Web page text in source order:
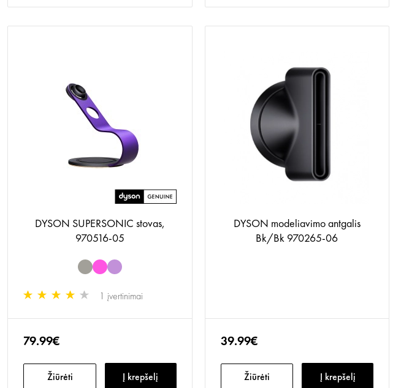
DYSON SUPERSONIC stovas,
970516-05
1 įvertinimai
79.99€
Žiūrėti Į krepšelį
DYSON modeliavimo antgalis
Bk/Bk 970265-06
39.99€
Žiūrėti Į krepšelį